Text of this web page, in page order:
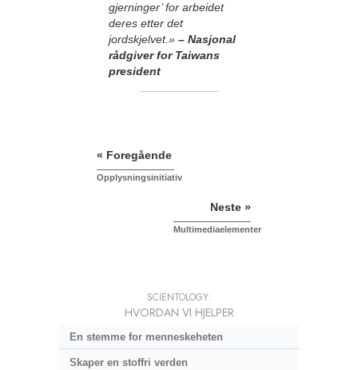
gjerninger’ for arbeidet
deres etter det
jordskjelvet.» – Nasjonal
rådgiver for Taiwans
president
« Foregående
Opplysningsinitiativ
Neste »
Multimediaelementer
SCIENTOLOGY:
HVORDAN VI HJELPER
En stemme for menneskeheten
Skaper en stoffri verden